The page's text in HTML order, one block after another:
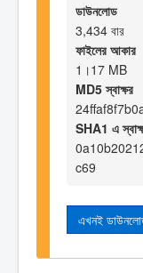
ডাউনলোড
3,434 বার
ফাইলের আকার
1।17 MB
MD5 স্বাক্ষর
SHA1 এ
c69
এখনই